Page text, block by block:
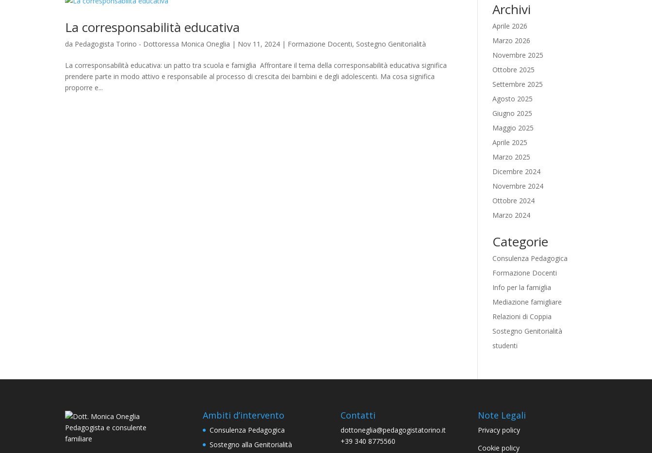
La corresponsabilità educativa
da Pedagogista Torino - Dottoressa Monica Oneglia | Nov 11, 2024 | Formazione Docenti, Sostegno Genitorialità
La corresponsabilità educativa: un patto tra scuola e famiglia Affrontare il tema della corresponsabilità educativa significa
prendere parte in modo attivo e responsabile al processo di crescita dei bambini e degli adolescenti. Ma cosa significa
proporre e...
Archivi
Aprile 2026
Marzo 2026
Novembre 2025
Ottobre 2025
Settembre 2025
Agosto 2025
Giugno 2025
Maggio 2025
Aprile 2025
Marzo 2025
Dicembre 2024
Novembre 2024
Ottobre 2024
Marzo 2024
Categorie
Consulenza Pedagogica
Formazione Docenti
Info per la famiglia
Mediazione famigliare
Relazioni di Coppia
Sostegno Genitorialità
studenti
Ambiti d’intervento
Consulenza Pedagogica
Sostegno alla Genitorialità
Contatti
dottoneglia@pedagogistatorino.it
‭+39 340 8775560‬
Note Legali
Privacy policy
Cookie policy